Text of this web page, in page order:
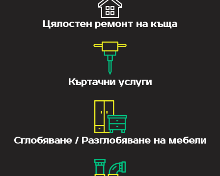
Цялостен ремонт на къща
Къртачни услуги
Сглобяване / Разглобяване на мебели